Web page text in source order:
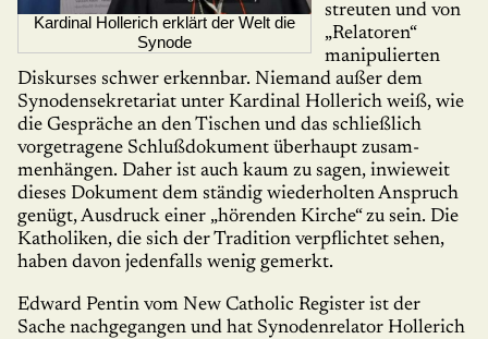
Kardinal Hollerich erklärt der Welt die
Synode
streuten und von
„Relatoren“
manipu­lierten
Diskurses schwer erkennbar. Niemand außer dem
Synodensekre­tariat unter Kardinal Hollerich weiß, wie
die Gespräche an den Tischen und das schließlich
vorgetragene Schlußdoku­ment überhaupt zu­sam­
menhängen. Daher ist auch kaum zu sagen, inwieweit
dieses Dokument dem ständig wieder­holten Anspruch
genügt, Ausdruck einer „hörenden Kirche“ zu sein. Die
Katholiken, die sich der Tradition verpflichtet sehen,
haben davon jedenfalls wenig gemerkt.
Edward Pentin vom New Catholic Register ist der
Sache nachgegangen und hat Synodenrelator Hollerich